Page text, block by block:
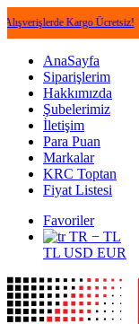
Kargo Ücretsiz! •
AnaSayfa
Siparişlerim
Hakkımızda
Şubelerimiz
İletişim
Para Puan
Markalar
KRC Toptan
Fiyat Listesi
Favoriler
TR − TL
TL USD EUR